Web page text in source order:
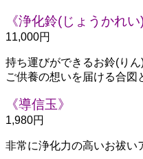
《浄化鈴(じょうかれい)
11,000円
持ち運びができるお鈴(りん)
ご供養の想いを届ける合図
《導信玉》
1,980円
非常に浄化力の高いお祓い